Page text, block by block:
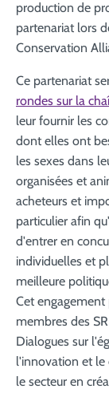
production de
partenariat lors
Conservation
Ce partenariat
rondes sur la
leur fournir les
dont elles ont
les sexes dans
organisées et
acheteurs et
particulier afin
d'entrer en
individuelles et
meilleure
Cet
membres des
Dialogues sur
l'innovation et
le secteur en